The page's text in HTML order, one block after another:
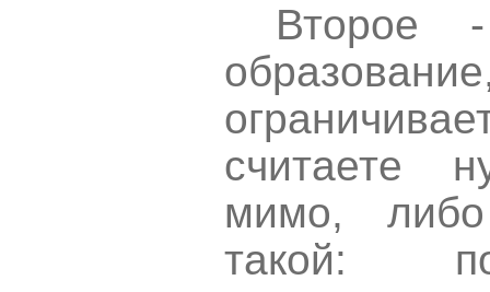
Второе
считаете
мимо,
такой: